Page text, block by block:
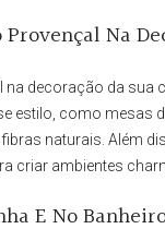
Na
decoração da
estilo, como mesas
naturais. Além
criar ambientes
E No